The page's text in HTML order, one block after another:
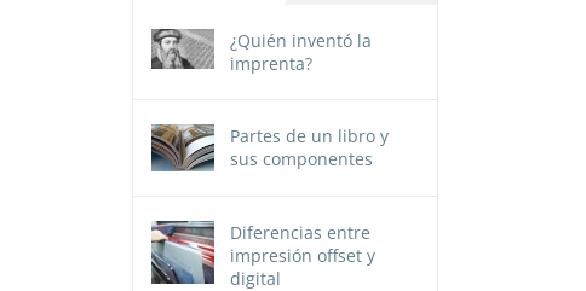
¿Quién inventó la
imprenta?
Partes de un libro y
sus componentes
Diferencias entre
impresión offset y
digital